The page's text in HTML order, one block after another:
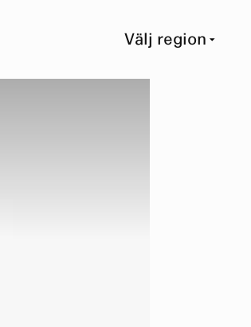
Välj region